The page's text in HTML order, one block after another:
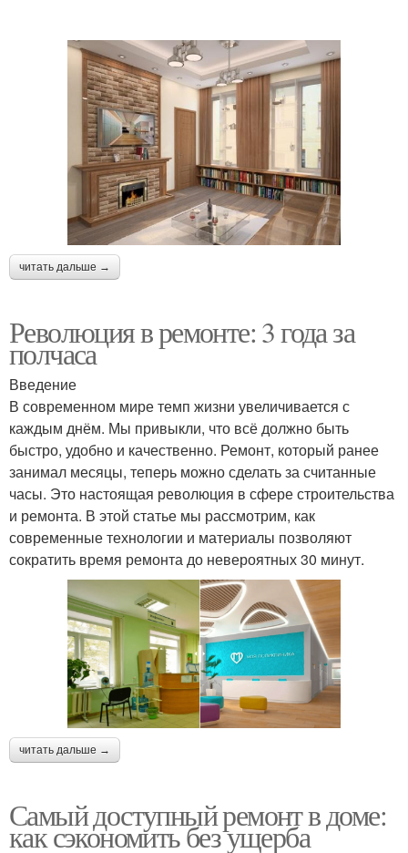
читать дальше →
Революция в ремонте: 3 года за
полчаса
Введение
В современном мире темп жизни увеличивается с
каждым днём. Мы привыкли, что всё должно быть
быстро, удобно и качественно. Ремонт, который ранее
занимал месяцы, теперь можно сделать за считанные
часы. Это настоящая революция в сфере строительства
и ремонта. В этой статье мы рассмотрим, как
современные технологии и материалы позволяют
сократить время ремонта до невероятных 30 минут.
читать дальше →
Самый доступный ремонт в доме:
как сэкономить без ущерба